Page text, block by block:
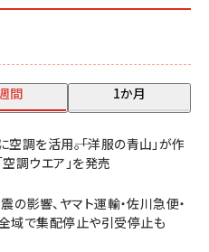
間 1か月
調を活用――。「洋服の青山」が作
調ウエア」を発売
の影響、ヤマト運輸・佐川急便・
域で集配停止や引受停止も